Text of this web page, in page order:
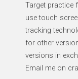
Target practice
use touch
tracking
for other
versions in
Email me on